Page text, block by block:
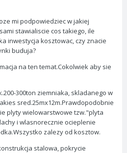
mi podpowiedziec w jakiej
stawialiscie cos takiego, ile
inwestycja kosztowac, czy znacie
buduja?
na ten temat.Cokolwiek aby sie
300ton ziemniaka, skladanego w
sred.25mx12m.Prawdopodobnie
plyty wielowarstwowe tzw."plyta
i wlasnorecznie ocieplenie
zalezy od kosztow.
stalowa, pokrycie